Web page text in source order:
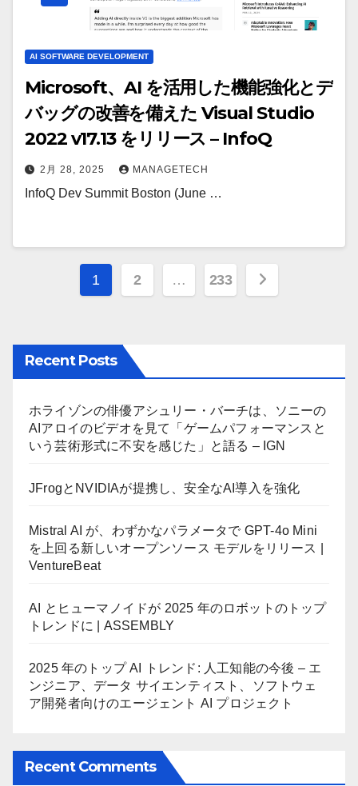
AI SOFTWARE DEVELOPMENT
Microsoft、AI を活用した機能強化とデ
バッグの改善を備えた Visual Studio
2022 v17.13 をリリース – InfoQ
2月 28, 2025 MANAGETECH
InfoQ Dev Summit Boston (June …
投
の
ペ
ー
ジ
送
1 2 … 233
Recent Posts
ホライゾンの俳優アシュリー・バーチは、ソニーの
AIアロイのビデオを見て「ゲームパフォーマンスと
いう芸術形式に不安を感じた」と語る – IGN
JFrogとNVIDIAが提携し、安全なAI導入を強化
Mistral AI が、わずかなパラメータで GPT-4o Mini
を上回る新しいオープンソース モデルをリリース |
VentureBeat
AI とヒューマノイドが 2025 年のロボットのトップ
トレンドに | ASSEMBLY
2025 年のトップ AI トレンド: 人工知能の今後 – エ
ンジニア、データ サイエンティスト、ソフトウェ
ア開発者向けのエージェント AI プロジェクト
Recent Comments